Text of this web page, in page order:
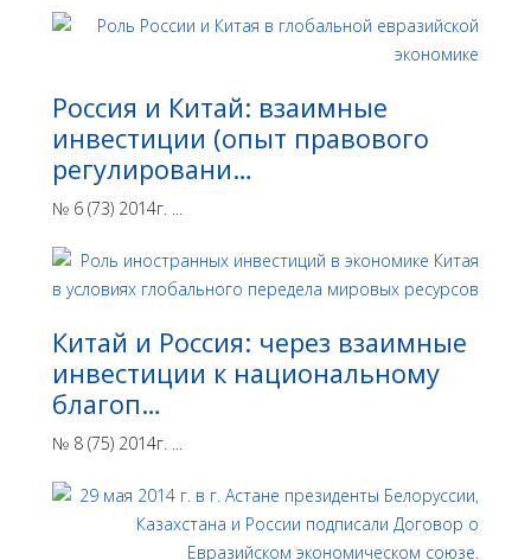
Россия и Китай: взаимные
инвестиции (опыт правового
регулировани…
№ 6 (73) 2014г. ...
Китай и Россия: через взаимные
инвестиции к национальному
благоп…
№ 8 (75) 2014г. ...